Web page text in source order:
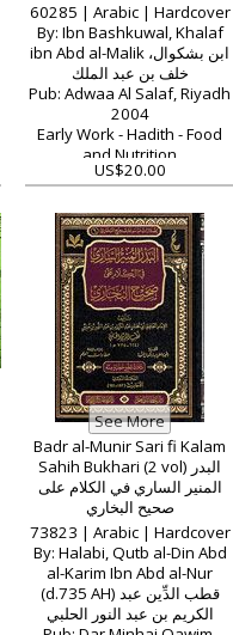
60285 | Arabic | Hardcover
By: Ibn Bashkuwal, Khalaf
ibn Abd al-Malik ابن بشكوال،
خلف بن عبد الملك
Pub: Adwaa Al Salaf, Riyadh
2004
Early Work - Hadith - Food
and Nutrition
US$20.00
Badr al-Munir Sari fi Kalam
Sahih Bukhari (2 vol) البدر
المنير الساري في الكلام على
صحيح البخاري
73823 | Arabic | Hardcover
By: Halabi, Qutb al-Din Abd
al-Karim Ibn Abd al-Nur
(d.735 AH) قطب الدِّين عبد
الكريم بن عبد النور الحلبي